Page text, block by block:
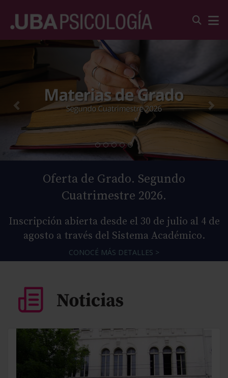
Oferta de Grado. Segundo
Cuatrimestre 2026.
Inscripción abierta desde el 30 de julio al 4 de
agosto a través del Sistema Académico.
CONOCÉ MÁS DETALLES >